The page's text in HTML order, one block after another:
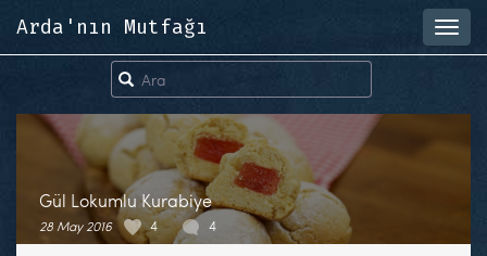
Arda'nın Mutfağı
Gül Lokumlu Kurabiye
28 May 2016 4 4